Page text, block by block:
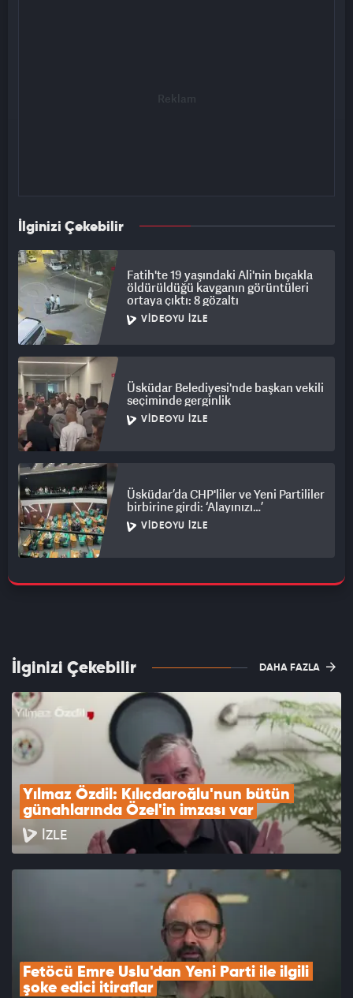
İlginizi Çekebilir
Fatih'te 19 yaşındaki Ali'nin bıçakla
öldürüldüğü kavganın görüntüleri
ortaya çıktı: 8 gözaltı
VIDEOYU İZLE
Üsküdar Belediyesi'nde başkan vekili
seçiminde gerginlik
VIDEOYU İZLE
Üsküdar’da CHP'liler ve Yeni Partililer
birbirine girdi: ‘Alayınızı…’
VIDEOYU İZLE
İlginizi Çekebilir DAHA FAZLA
Yılmaz Özdil: Kılıçdaroğlu'nun bütün
günahlarında Özel'in imzası var
İZLE
Fetöcü Emre Uslu'dan Yeni Parti ile ilgili
şoke edici itiraflar